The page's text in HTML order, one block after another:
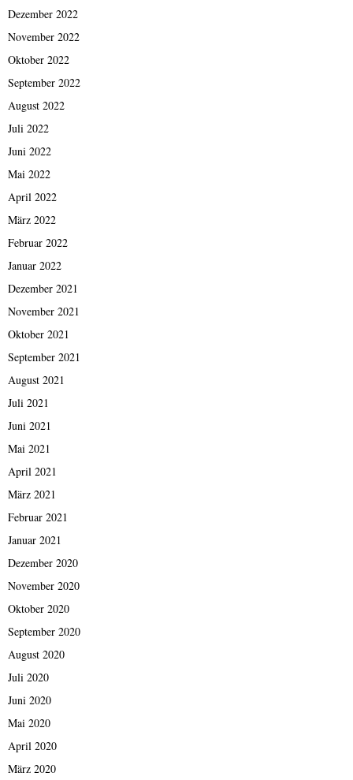
Dezember 2022
November 2022
Oktober 2022
September 2022
August 2022
Juli 2022
Juni 2022
Mai 2022
April 2022
März 2022
Februar 2022
Januar 2022
Dezember 2021
November 2021
Oktober 2021
September 2021
August 2021
Juli 2021
Juni 2021
Mai 2021
April 2021
März 2021
Februar 2021
Januar 2021
Dezember 2020
November 2020
Oktober 2020
September 2020
August 2020
Juli 2020
Juni 2020
Mai 2020
April 2020
März 2020